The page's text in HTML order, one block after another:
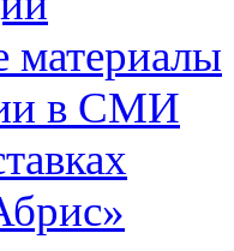
материалы
в СМИ